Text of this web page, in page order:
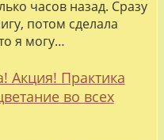
часов назад. Сразу
потом сделала
я могу…
Акция! Практика
во всех